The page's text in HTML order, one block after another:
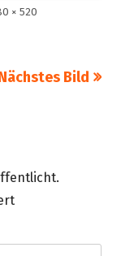
× 520
Bild